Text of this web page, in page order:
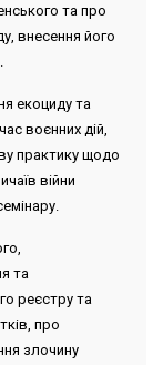
та про
внесення його
екоциду та
воєнних дій,
практику щодо
війни
та
реєстру та
про
злочину